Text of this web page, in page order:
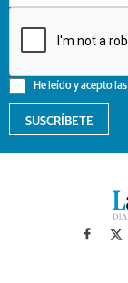
He leído y acepto las
SUSCRÍBETE